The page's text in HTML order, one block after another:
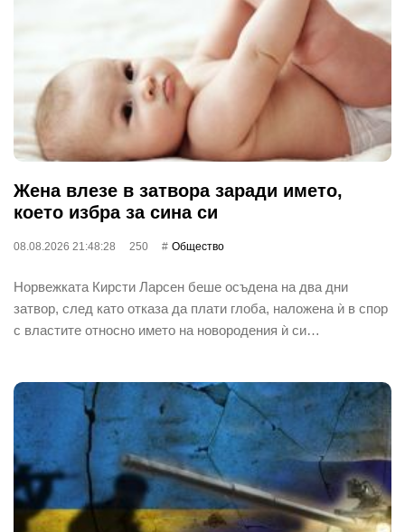
Жена влезе в затвора заради името,
което избра за сина си
08.08.2026 21:48:28 250 Общество
Норвежката Кирсти Ларсен беше осъдена на два дни
затвор, след като отказа да плати глоба, наложена ѝ в спор
с властите относно името на новородения ѝ си…